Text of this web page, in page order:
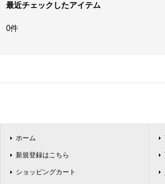
最近チェックしたアイテム
0件
ホーム
新規登録はこちら
ショッピングカート